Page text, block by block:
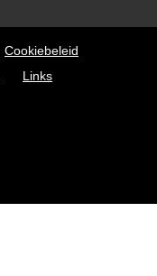
Cookiebeleid
Links